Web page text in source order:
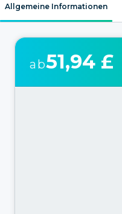
Allgemeine Informationen
ab51,94 £